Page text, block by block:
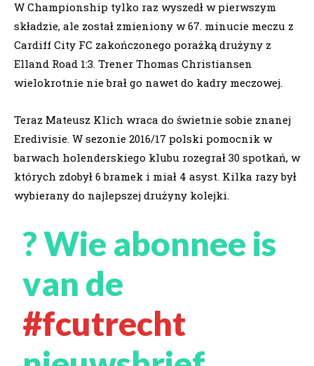
W Championship tylko raz wyszedł w pierwszym
składzie, ale został zmieniony w 67. minucie meczu z
Cardiff City FC zakończonego porażką drużyny z
Elland Road 1:3. Trener Thomas Christiansen
wielokrotnie nie brał go nawet do kadry meczowej.
Teraz Mateusz Klich wraca do świetnie sobie znanej
Eredivisie. W sezonie 2016/17 polski pomocnik w
barwach holenderskiego klubu rozegrał 30 spotkań, w
których zdobył 6 bramek i miał 4 asyst. Kilka razy był
wybierany do najlepszej drużyny kolejki.
? Wie abonnee is
van de
#fcutrecht